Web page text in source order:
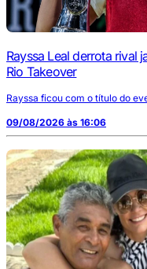
Rayssa Leal derrota rival
Rio Takeover
Rayssa ficou com o título do
09/08/2026 às 16:06